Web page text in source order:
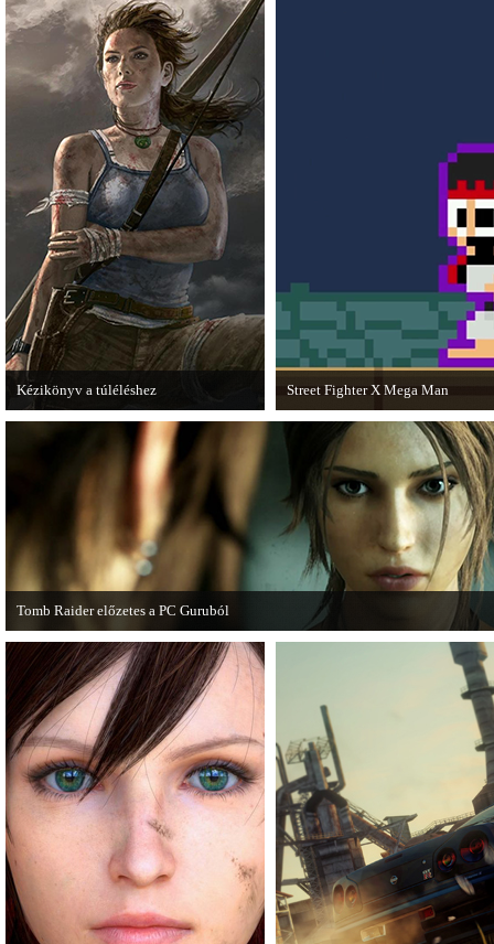
voltak idén a legjobb játékok.
Kézikönyv a túléléshez
A Tomb Raider sem ússza meg a
manapság már kötelező videosorozatot.
Street Fighter X Mega Man
A Capcom ismert karakterei
Fighter X Mega Man.
Tomb Raider előzetes a PC Guruból
A PC Guru friss számában több oldalon olvashatunk az új Tomb Raiderről, mely
cikkből most egy részletet online is közzétettek.